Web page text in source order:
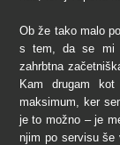
Ob že tako malo
s tem, da se mi
zahrbtna
Kam drugam
maksimum, ker
je to možno – je
njim po servisu še